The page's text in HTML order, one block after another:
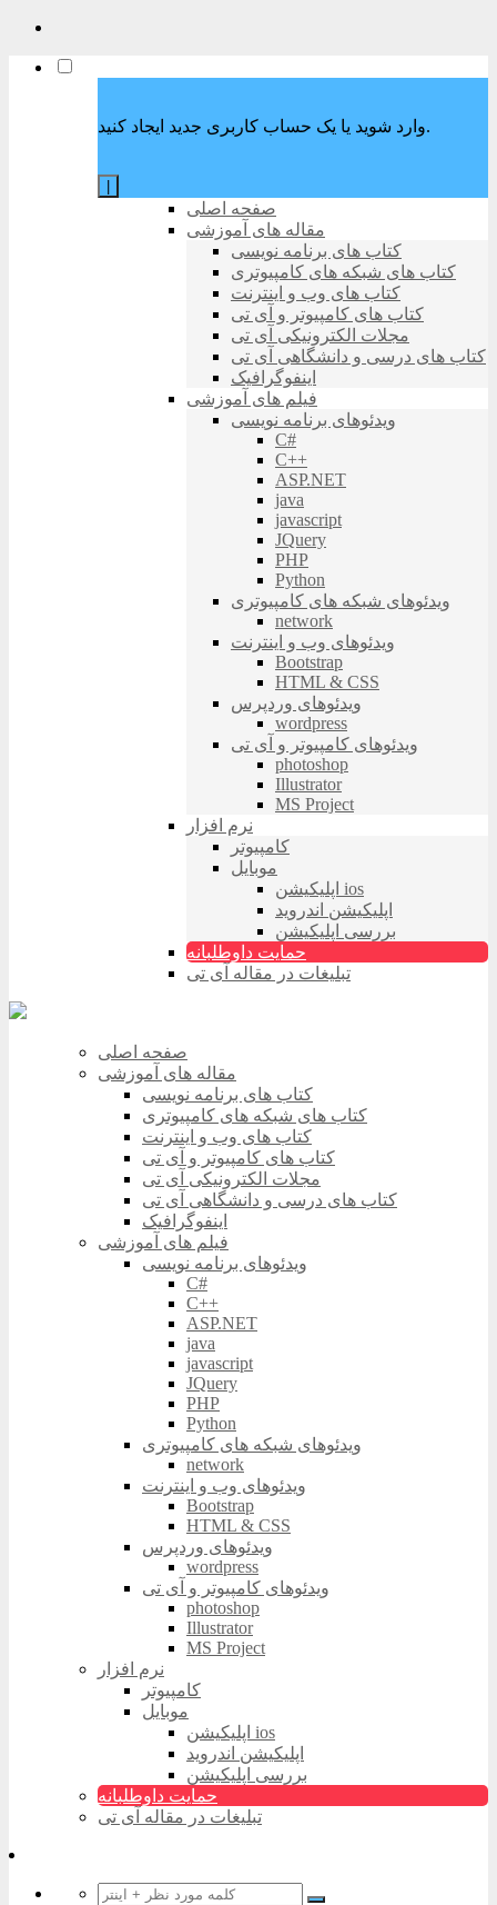
وارد شوید یا یک حساب کاربری جدید ایجاد کنید.
صفحه اصلی
مقاله های آموزشی
کتاب های برنامه نویسی
کتاب های شبکه های کامپیوتری
کتاب های وب و اینترنت
کتاب های کامپیوتر و آی تی
مجلات الکترونیکی آی تی
کتاب های درسی و دانشگاهی آی تی
اینفوگرافیک
فیلم های آموزشی
ویدئوهای برنامه نویسی
C#
C++
ASP.NET
java
javascript
JQuery
PHP
Python
ویدئوهای شبکه های کامپیوتری
network
ویدئوهای وب و اینترنت
Bootstrap
HTML & CSS
ویدئوهای وردپرس
wordpress
ویدئوهای کامپیوتر و آی تی
photoshop
Illustrator
MS Project
نرم افزار
کامپیوتر
موبایل
اپلیکیشن ios
اپلیکیشن اندروید
بررسی اپلیکیشن
حمایت داوطلبانه
تبلیغات در مقاله آی تی
صفحه اصلی
مقاله های آموزشی
کتاب های برنامه نویسی
کتاب های شبکه های کامپیوتری
کتاب های وب و اینترنت
کتاب های کامپیوتر و آی تی
مجلات الکترونیکی آی تی
کتاب های درسی و دانشگاهی آی تی
اینفوگرافیک
فیلم های آموزشی
ویدئوهای برنامه نویسی
C#
C++
ASP.NET
java
javascript
JQuery
PHP
Python
ویدئوهای شبکه های کامپیوتری
network
ویدئوهای وب و اینترنت
Bootstrap
HTML & CSS
ویدئوهای وردپرس
wordpress
ویدئوهای کامپیوتر و آی تی
photoshop
Illustrator
MS Project
نرم افزار
کامپیوتر
موبایل
اپلیکیشن ios
اپلیکیشن اندروید
بررسی اپلیکیشن
حمایت داوطلبانه
تبلیغات در مقاله آی تی